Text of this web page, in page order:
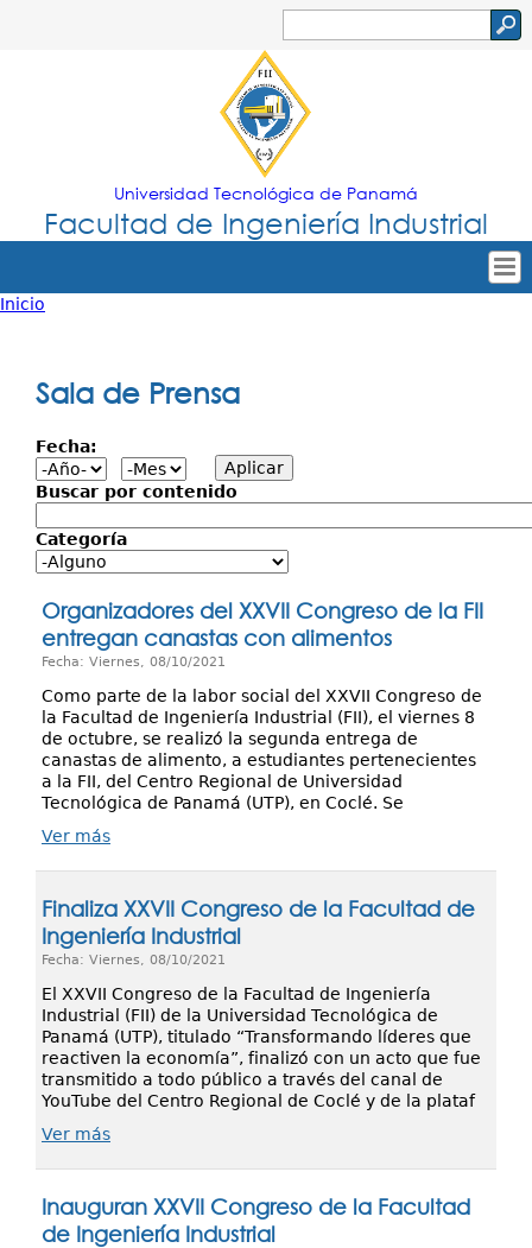
Jump to navigation
de
búsqueda
Universidad Tecnológica de Panamá
Facultad de Ingeniería Industrial
Tropical
Principal
Oferta Académica
Departamentos
Investigación
Servicios
está
Inicio
Sala de Prensa
Fecha:
Buscar por contenido
Categoría
Organizadores del XXVII Congreso de la FII
entregan canastas con alimentos
Fecha: Viernes, 08/10/2021
Como parte de la labor social del XXVII Congreso de
la Facultad de Ingeniería Industrial (FII), el viernes 8
de octubre, se realizó la segunda entrega de
canastas de alimento, a estudiantes pertenecientes
a la FII, del Centro Regional de Universidad
Tecnológica de Panamá (UTP), en Coclé. Se
Ver más
Finaliza XXVII Congreso de la Facultad de
Ingeniería Industrial
Fecha: Viernes, 08/10/2021
El XXVII Congreso de la Facultad de Ingeniería
Industrial (FII) de la Universidad Tecnológica de
Panamá (UTP), titulado “Transformando líderes que
reactiven la economía”, finalizó con un acto que fue
transmitido a todo público a través del canal de
YouTube del Centro Regional de Coclé y de la plataf
Ver más
Inauguran XXVII Congreso de la Facultad
de Ingeniería Industrial